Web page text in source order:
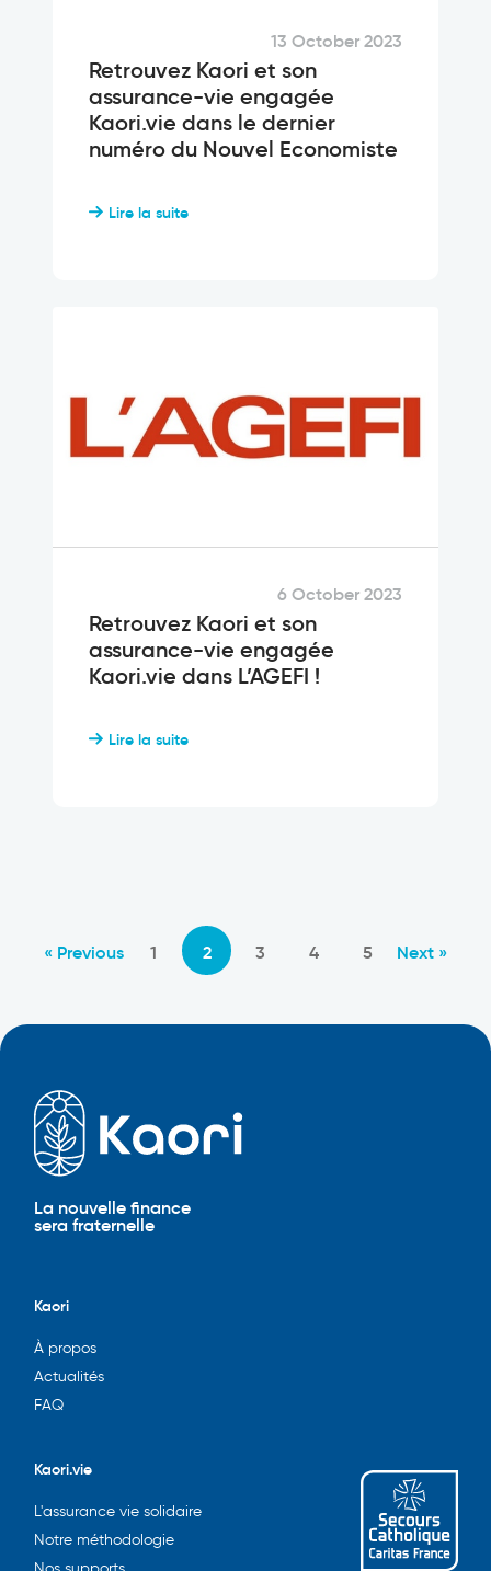
13 October 2023
Retrouvez Kaori et son
assurance-vie engagée
Kaori.vie dans le dernier
numéro du Nouvel Economiste
Lire la suite
6 October 2023
Retrouvez Kaori et son
assurance-vie engagée
Kaori.vie dans L’AGEFI !
Lire la suite
« Previous 1 2 3 4 5 Next »
La nouvelle finance
sera fraternelle
Kaori
À propos
Actualités
FAQ
Kaori.vie
L'assurance vie solidaire
Notre méthodologie